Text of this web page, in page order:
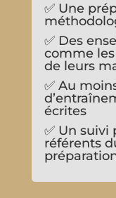
✅ Une
✅ Des
comme
de leurs
✅ Au
écrites
✅ Un suivi
référents